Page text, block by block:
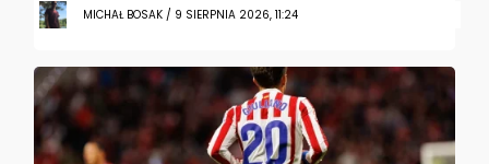
MICHAŁ BOSAK / 9 SIERPNIA 2026, 11:24